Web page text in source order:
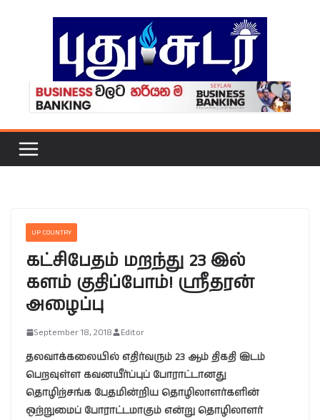
UP COUNTRY
கட்சிபேதம் மறந்து 23 இல்
களம் குதிப்போம்! ஸ்ரீதரன்
அழைப்பு
September 18, 2018 Editor
தலவாக்கலையில் எதிர்வரும் 23 ஆம் திகதி இடம்
பெறவுள்ள கவனயீர்ப்புப் போராட்டானது
தொழிற்சங்க பேதமின்றிய தொழிலாளர்களின்
ஒற்றுமைப் போராட்டமாகும் என்று தொழிலாளர்